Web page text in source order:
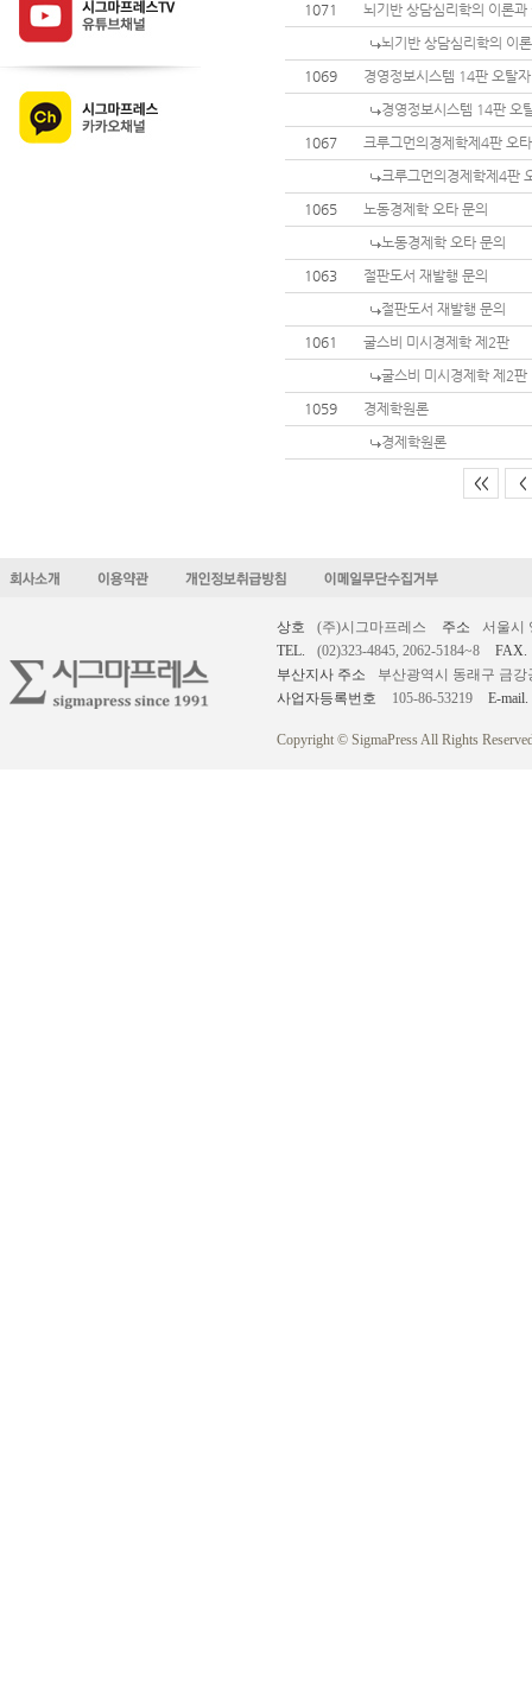
1071
뇌기반 상담심리학의 이론
뇌기반 상담심리학의 이
1069
경영정보시스템 14판 오탈자
경영정보시스템 14판 오
1067
크루그먼의경제학제4판 오
크루그먼의경제학제4판
1065
노동경제학 오타 문의
노동경제학 오타 문의
1063
절판도서 재발행 문의
절판도서 재발행 문의
1061
굴스비 미시경제학 제2판
굴스비 미시경제학 제2판
1059
경제학원론
경제학원론
<< <
상호 (주)시그마프레스 주소
서울시
TEL.
(02)323-4845, 2062-5184~8
FAX.
부산지사 주소
부산광역시 동래구 금강
사업자등록번호
105-86-53219 E-mail.
Copyright © SigmaPress All Rights